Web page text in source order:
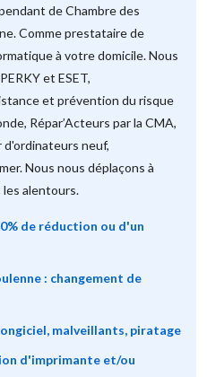
de Chambre des
Comme prestataire de
à votre domicile. Nous
et ESET,
et prévention du risque
Répar’Acteurs par la CMA,
neuf,
Nous nous déplaçons à
alentours.
de réduction ou d'un
: changement de
malveillants, piratage
d'imprimante et/ou